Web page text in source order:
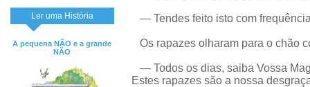
Ler uma História
A pequena NÃO e a grande
NÃO
— Tendes feito isto com
Os rapazes olharam para o chão
— Todos os dias, saiba Vossa
Estes rapazes são a nossa